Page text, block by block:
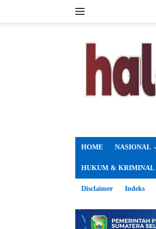
HOME NASIONAL
HUKUM & KRIMINAL
Disclaimer Indeks